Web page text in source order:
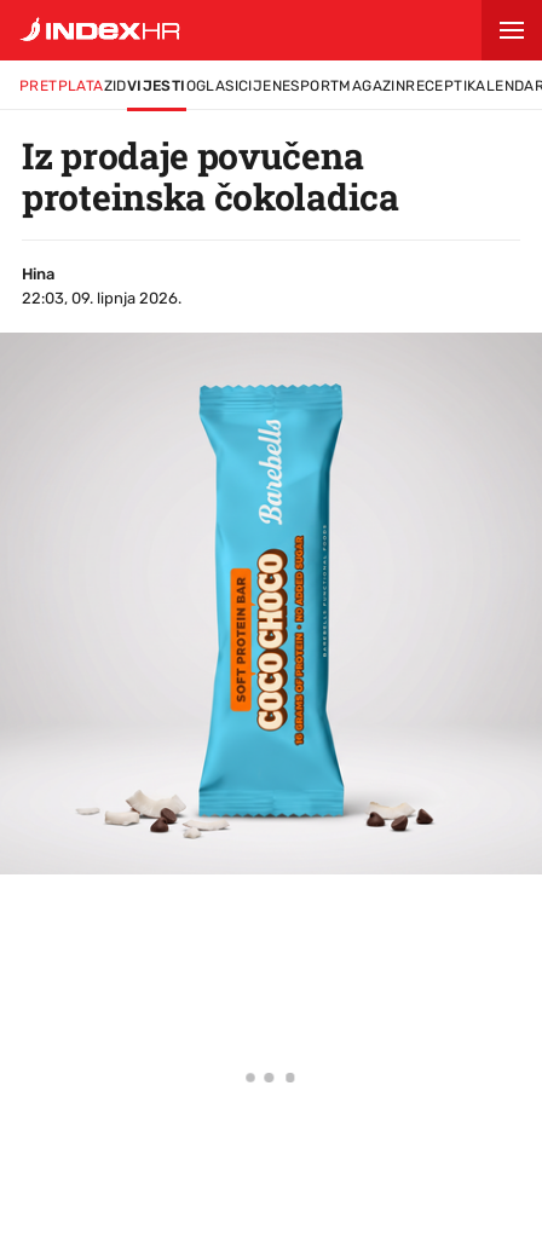
PRETPLATAZIDVIJESTIOGLASICIJENESPORTMAGAZINRECEPTI
Iz prodaje povučena
proteinska čokoladica
Hina
22:03, 09. lipnja 2026.